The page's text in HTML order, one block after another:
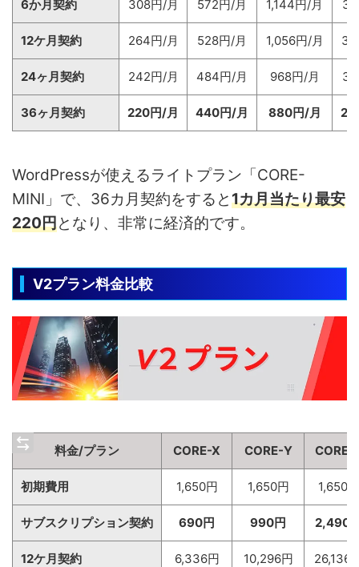
6か月契約 308円/月 572円/月 1,144円/月
12ケ月契約 264円/月 528円/月 1,056円/月
24ヶ月契約 242円/月 484円/月 968円/月
36ヶ月契約 220円/月 440円/月 880円/月
WordPressが使えるライトプラン「CORE-
MINI」で、36カ月契約をすると1カ月当たり最安
220円となり、非常に経済的です。
V2プラン料金比較
料金/プラン CORE-X CORE-Y CORE-
初期費用 1,650円 1,650円 1,650円
サブスクリプション契約 690円 990円 2,490
12ケ月契約 6,336円 10,296円 26,136